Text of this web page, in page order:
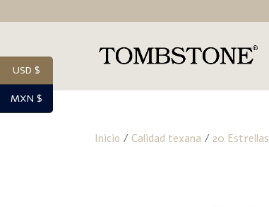
Inicio / Calidad texana / 20 Estrellas
USD $
MXN $